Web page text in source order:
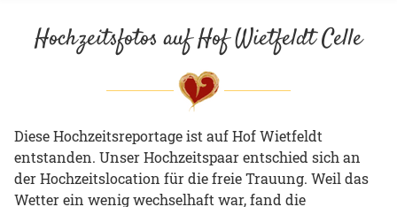
Hochzeitsfotos auf Hof Wietfeldt Celle
Diese Hochzeitsreportage ist auf Hof Wietfeldt
entstanden. Unser Hochzeitspaar entschied sich an
der Hochzeitslocation für die freie Trauung. Weil das
Wetter ein wenig wechselhaft war, fand die